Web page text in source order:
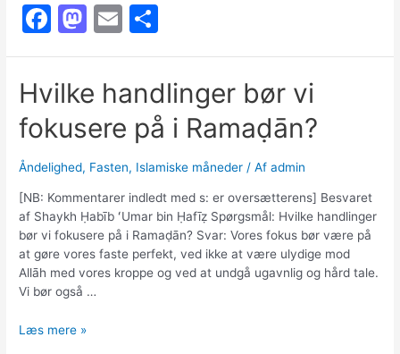
‘Īd-
bønnenF
a
c
e
b
o
o
k
M
a
st
o
d
o
n
E
m
l
h
ar
e
Hvilke handlinger bør vi
fokusere på i Ramaḍān?
Åndelighed, Fasten, Islamiske måneder / Afadmin
[NB: Kommentarer indledt med s: er oversætterens] Besvaret
af Shaykh Ḥabīb ʻUmar bin Ḥafīẓ Spørgsmål: Hvilke handlinger
bør vi fokusere på i Ramaḍān? Svar: Vores fokus bør være på
at gøre vores faste perfekt, ved ikke at være ulydige mod
Allāh med vores kroppe og ved at undgå ugavnlig og hård tale.
Vi bør også …
Hvilke
Læs mere »